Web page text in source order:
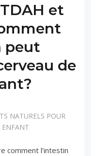
et
peut
de
NATURELS POUR
ENFANT
comment l’intestin